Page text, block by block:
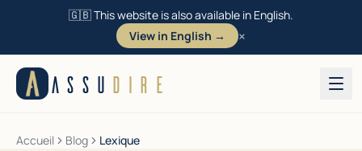
🇬🇧 This website is also available in English.
View in English →
×
Aller au contenu
ASSU DIRE
Accueil Blog Lexique